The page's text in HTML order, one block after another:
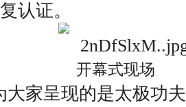
认证。
开幕式现场
大家呈现的是太极功